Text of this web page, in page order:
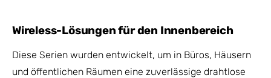
Wireless-Lösungen für den Innenbereich
Diese Serien wurden entwickelt, um in Büros, Häusern
und öffentlichen Räumen eine zuverlässige drahtlose